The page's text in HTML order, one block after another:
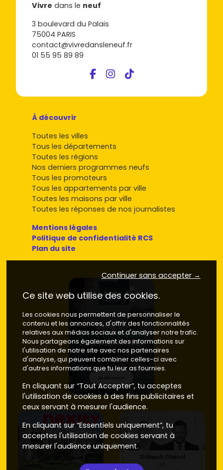
Vivre dans le neuf
3 boulevard du Palais
75004 PARIS
contact@vivredansleneuf.fr
01 55 95 89 89
À découvrir
Toutes les villes
Tous les départements
Toutes les régions
Nos derniers programmes neufs
Tous les promoteurs
Tous les appartements par ville
Toutes les maisons par ville
Toutes les réponses de nos journalistes
Mentions légales
Politique de confidentialité RCS
Plan du site
Continuer sans accepter →
Ce site web utilise des cookies.
Les cookies nous permettent de personnaliser le
contenu et les annonces, d'offrir des fonctionnalités
relatives aux médias sociaux et d'analyser notre trafic.
Nous partageons également des informations sur
l'utilisation de notre site avec nos partenaires
d'analyse, qui peuvent combiner celles-ci avec
d'autres informations que tu leur as fournies.
En cliquant sur “Tout Accepter”, tu acceptes
l'utilisation de cookies à des fins publicitaires et
ceux servant à mesurer l'audience.
En cliquant sur “Essentiels uniquement”, tu
acceptes l'utilisation de cookies servant à
mesurer l'audience uniquement.